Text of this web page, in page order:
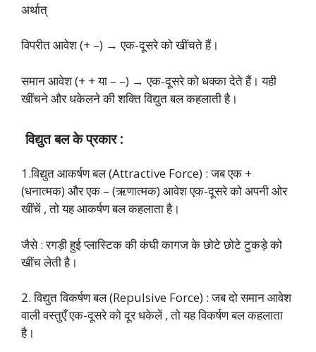
अर्थात्
विपरीत आवेश (+ –) → एक-दूसरे को खींचते हैं।
समान आवेश (+ + या – –) → एक-दूसरे को धक्का देते हैं। यही
खींचने और धकेलने की शक्ति विद्युत बल कहलाती है।
विद्युत बल के प्रकार :
1.विद्युत आकर्षण बल (Attractive Force) : जब एक +
(धनात्मक) और एक – (ऋणात्मक) आवेश एक-दूसरे को अपनी ओर
खींचें , तो यह आकर्षण बल कहलाता है।
जैसे : रगड़ी हुई प्लास्टिक की कंघी कागज के छोटे छोटे टुकड़े को
खींच लेती है।
2. विद्युत विकर्षण बल (Repulsive Force) : जब दो समान आवेश
वाली वस्तुएँ एक-दूसरे को दूर धकेलें , तो यह विकर्षण बल कहलाता
है।